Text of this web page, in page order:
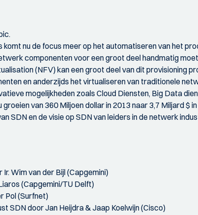
nu de focus meer op het automatiseren van het
componenten voor een groot deel handmatig
(NFV) kan een groot deel van dit provisioning
en anderzijds het virtualiseren van traditionele
mogelijkheden zoals Cloud Diensten, Big Data
van 360 Miljoen dollar in 2013 naar 3,7 Miljard $
SDN en de visie op SDN van leiders in de netwerk
Wim van der Bijl (Capgemini)
(Capgemini/TU Delft)
Pol (Surfnet)
SDN door Jan Heijdra & Jaap Koelwijn (Cisco)